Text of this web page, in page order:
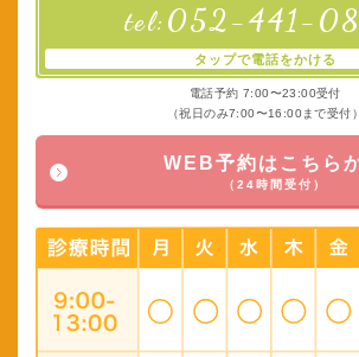
tel: 052-441-
タップで電話をかける
電話予約 7:00〜23:00受付
（祝日のみ7:00〜16:00まで受付）
WEB予約はこちら
（24時間受付）